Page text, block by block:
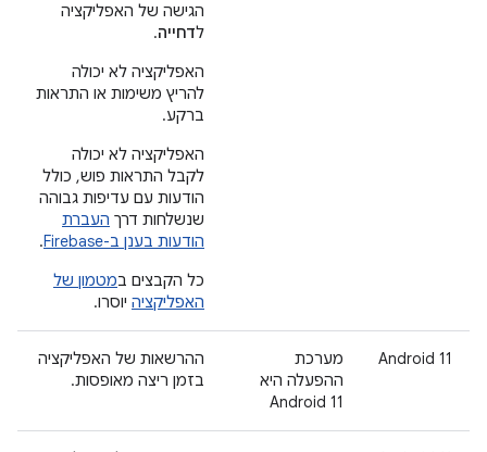
הגישה של האפליקציה
לדחייה.
האפליקציה לא יכולה
להריץ משימות או התראות
ברקע.
האפליקציה לא יכולה
לקבל התראות פוש, כולל
הודעות עם עדיפות גבוהה
שנשלחות דרך העברת
הודעות בענן ב-Firebase
.
כל הקבצים במטמון של
האפליקציה יוסרו.
‫Android 11
מערכת
ההפעלה היא
Android 11
ההרשאות של האפליקציה
בזמן ריצה מאופסות.